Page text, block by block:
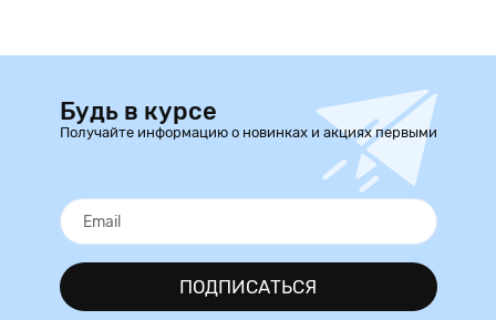
Будь в курсе
Получайте информацию о новинках и акциях первыми
ПОДПИСАТЬСЯ